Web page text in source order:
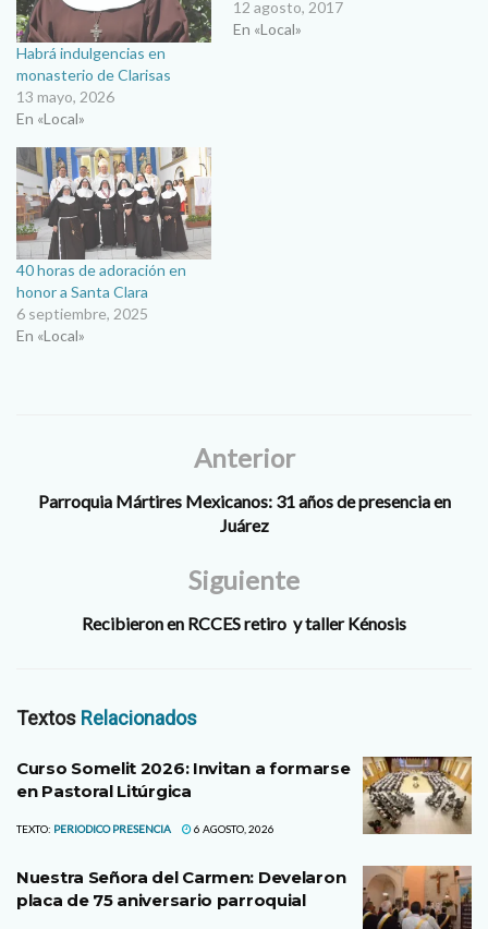
Habrá indulgencias en
monasterio de Clarisas
13 mayo, 2026
En «Local»
12 agosto, 2017
En «Local»
40 horas de adoración en
honor a Santa Clara
6 septiembre, 2025
En «Local»
Anterior
Parroquia Mártires Mexicanos: 31 años de presencia en
Juárez
Siguiente
Recibieron en RCCES retiro y taller Kénosis
Textos Relacionados
Curso Somelit 2026: Invitan a formarse
en Pastoral Litúrgica
TEXTO: PERIODICO PRESENCIA 6 AGOSTO, 2026
Nuestra Señora del Carmen: Develaron
placa de 75 aniversario parroquial